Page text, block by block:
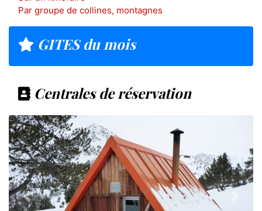
Par groupe de collines, montagnes
GITES du mois
Centrales de réservation